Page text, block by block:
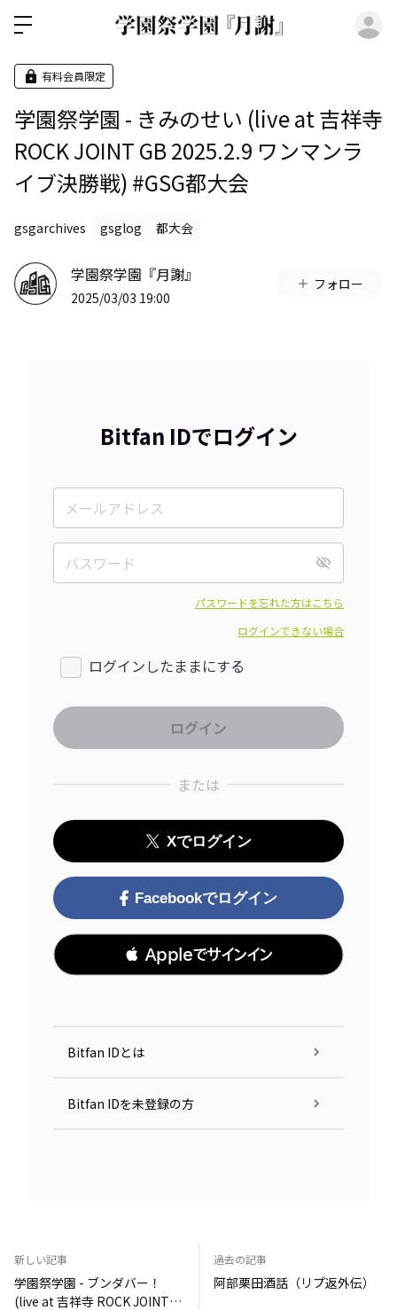
有料会員限定
学園祭学園 - きみのせい (live at 吉祥寺
ROCK JOINT GB 2025.2.9 ワンマンラ
イブ決勝戦) #GSG都大会
gsgarchives gsglog 都大会
学園祭学園『月謝』
2025/03/03 19:00
フォロー
Bitfan IDでログイン
パスワードを忘れた方はこちら
ログインできない場合
ログインしたままにする
または
Xでログイン
Facebookでログイン
 Appleでサインイン
Bitfan IDとは
Bitfan IDを未登録の方
新しい記事
学園祭学園 - ブンダバー！
(live at 吉祥寺 ROCK JOINT
過去の記事
阿部栗田酒話（リプ返外伝）